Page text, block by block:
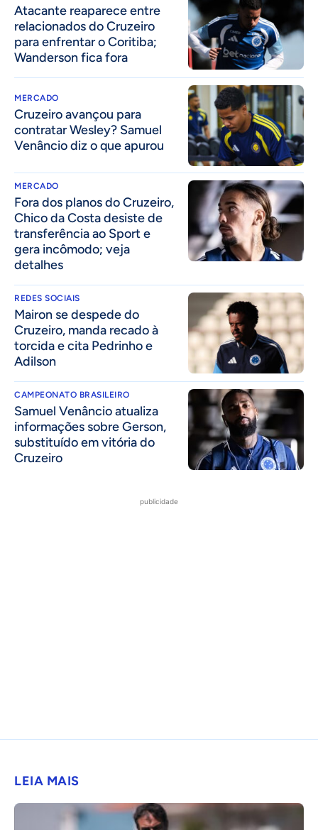
Atacante reaparece entre
relacionados do Cruzeiro
para enfrentar o Coritiba;
Wanderson fica fora
MERCADO
Cruzeiro avançou para
contratar Wesley? Samuel
Venâncio diz o que apurou
MERCADO
Fora dos planos do Cruzeiro,
Chico da Costa desiste de
transferência ao Sport e
gera incômodo; veja
detalhes
REDES SOCIAIS
Mairon se despede do
Cruzeiro, manda recado à
torcida e cita Pedrinho e
Adilson
CAMPEONATO BRASILEIRO
Samuel Venâncio atualiza
informações sobre Gerson,
substituído em vitória do
Cruzeiro
publicidade
LEIA MAIS